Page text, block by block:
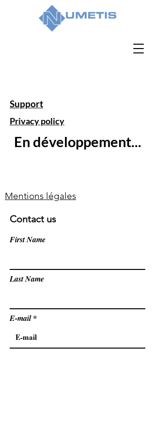
Support
Privacy policy
En développement...
Mentions légales
Contact us
First Name
Last Name
E-mail